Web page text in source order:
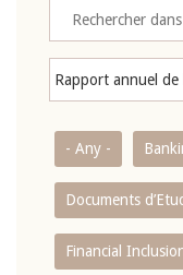
- Any -
Documents
Financial